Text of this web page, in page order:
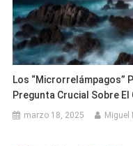
Los “microrrelámpagos”
Pregunta Crucial Sobre El
marzo 18, 2025 Miguel